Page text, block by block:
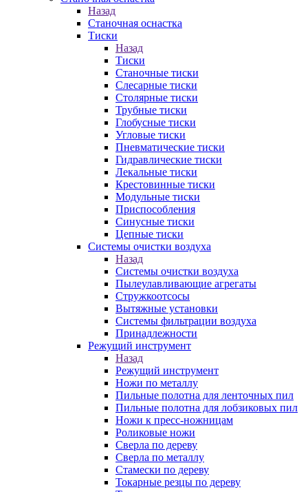
Назад
Станочная оснастка
Тиски
Назад
Тиски
Станочные тиски
Слесарные тиски
Столярные тиски
Трубные тиски
Глобусные тиски
Угловые тиски
Пневматические тиски
Гидравлические тиски
Лекальные тиски
Крестовинные тиски
Модульные тиски
Приспособления
Синусные тиски
Цепные тиски
Системы очистки воздуха
Назад
Системы очистки воздуха
Пылеулавливающие агрегаты
Стружкоотсосы
Вытяжные установки
Системы фильтрации воздуха
Принадлежности
Режущий инструмент
Назад
Режущий инструмент
Ножи по металлу
Пильные полотна для ленточных пил
Пильные полотна для лобзиковых пил
Ножи к пресс-ножницам
Роликовые ножи
Сверла по дереву
Сверла по металлу
Стамески по дереву
Токарные резцы по дереву